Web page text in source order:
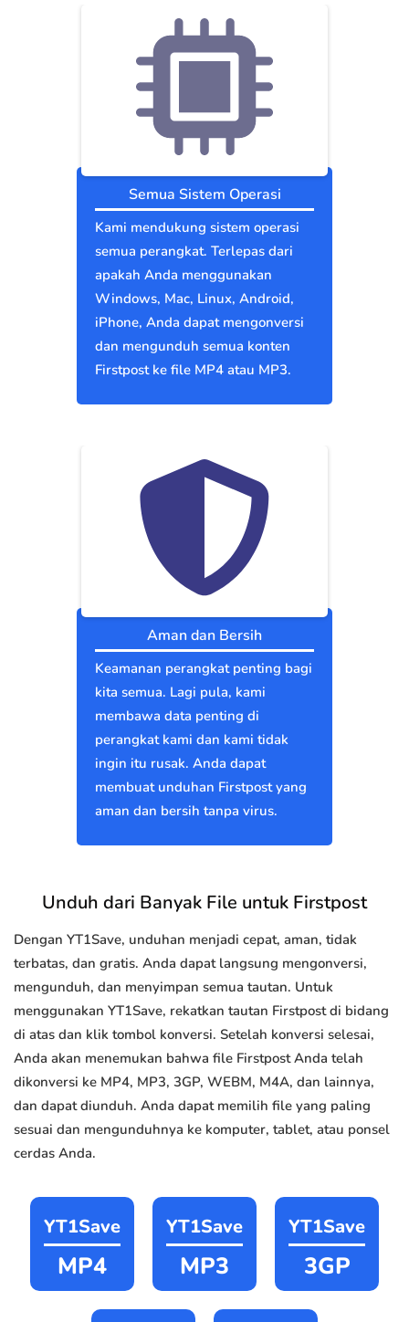
Semua Sistem Operasi
Kami mendukung sistem operasi
semua perangkat. Terlepas dari
apakah Anda menggunakan
Windows, Mac, Linux, Android,
iPhone, Anda dapat mengonversi
dan mengunduh semua konten
Firstpost ke file MP4 atau MP3.
Aman dan Bersih
Keamanan perangkat penting bagi
kita semua. Lagi pula, kami
membawa data penting di
perangkat kami dan kami tidak
ingin itu rusak. Anda dapat
membuat unduhan Firstpost yang
aman dan bersih tanpa virus.
Unduh dari Banyak File untuk Firstpost
Dengan YT1Save, unduhan menjadi cepat, aman, tidak
terbatas, dan gratis. Anda dapat langsung mengonversi,
mengunduh, dan menyimpan semua tautan. Untuk
menggunakan YT1Save, rekatkan tautan Firstpost di bidang
di atas dan klik tombol konversi. Setelah konversi selesai,
Anda akan menemukan bahwa file Firstpost Anda telah
dikonversi ke MP4, MP3, 3GP, WEBM, M4A, dan lainnya,
dan dapat diunduh. Anda dapat memilih file yang paling
sesuai dan mengunduhnya ke komputer, tablet, atau ponsel
cerdas Anda.
YT1Save
MP4
YT1Save
MP3
YT1Save
3GP